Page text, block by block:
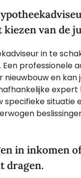
van de
in te
en
situatie
in inkomen
dragen.